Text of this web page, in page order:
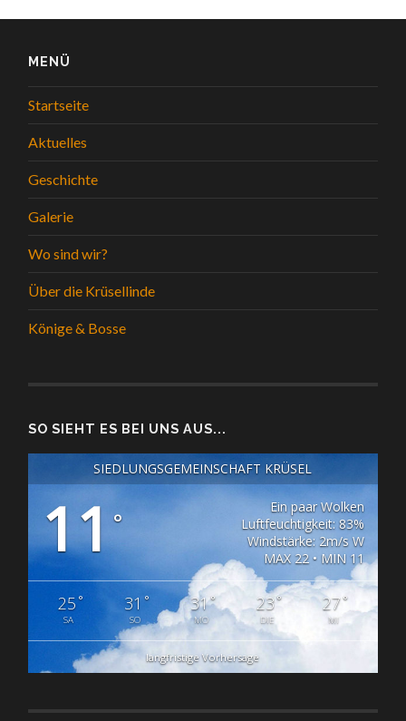
MENÜ
Startseite
Aktuelles
Geschichte
Galerie
Wo sind wir?
Über die Krüsellinde
Könige & Bosse
SO SIEHT ES BEI UNS AUS...
SIEDLUNGSGEMEINSCHAFT KRÜSEL
11°
Ein paar Wolken
Luftfeuchtigkeit: 83%
Windstärke: 2m/s W
MAX 22 • MIN 11
25°
SA
31 °
SO
31°
MO
23°
DIE
27°
MI
langfristige Vorhersage